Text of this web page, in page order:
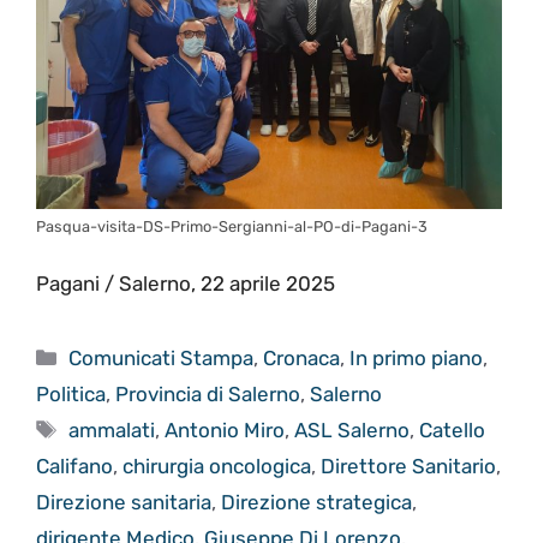
Pasqua-visita-DS-Primo-Sergianni-al-PO-di-Pagani-3
Pagani / Salerno, 22 aprile 2025
Categorie
Comunicati Stampa, Cronaca, In primo piano,
Politica, Provincia di Salerno, Salerno
Tag
ammalati,Antonio Miro,ASL Salerno, Catello
Califano, chirurgia oncologica, Direttore Sanitario,
Direzione sanitaria, Direzione strategica,
dirigente Medico, Giuseppe Di Lorenzo,